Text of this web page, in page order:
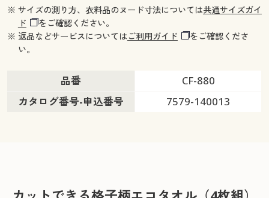
※ サイズの測り方、衣料品のヌード寸法については共通サイズガイ
ド
をご確認ください。
※ 返品などサービスについてはご利用ガイド
をご確認くださ
い。
品番
CF-880
カタログ番号-申込番号
7579-140013